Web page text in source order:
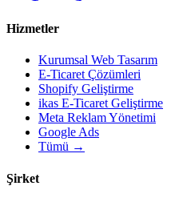
Hizmetler
Kurumsal Web Tasarım
E-Ticaret Çözümleri
Shopify Geliştirme
ikas E-Ticaret Geliştirme
Meta Reklam Yönetimi
Google Ads
Tümü →
Şirket